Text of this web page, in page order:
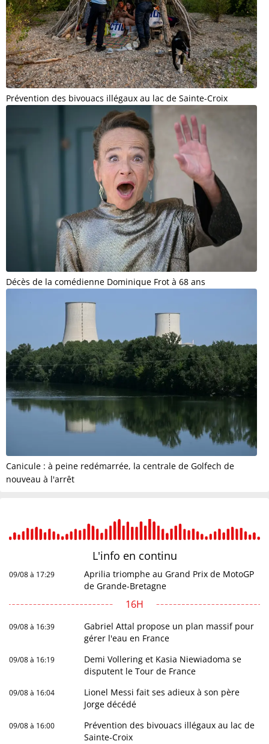
Prévention des bivouacs illégaux au lac de Sainte-Croix
Décès de la comédienne Dominique Frot à 68 ans
Canicule : à peine redémarrée, la centrale de Golfech de
nouveau à l'arrêt
L'info en continu
09/08 à 17:29
Aprilia triomphe au Grand Prix de MotoGP
de Grande-Bretagne
16H
09/08 à 16:39
Gabriel Attal propose un plan massif pour
gérer l'eau en France
09/08 à 16:19
Demi Vollering et Kasia Niewiadoma se
disputent le Tour de France
09/08 à 16:04
Lionel Messi fait ses adieux à son père
Jorge décédé
09/08 à 16:00
Prévention des bivouacs illégaux au lac de
Sainte-Croix